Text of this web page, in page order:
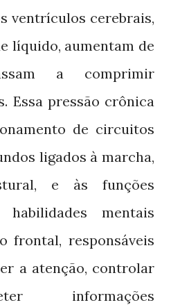
ventrículos cerebrais,
líquido, aumentam de
a comprimir
Essa pressão crônica
de circuitos
ligados à marcha,
e às funções
mentais
frontal, responsáveis
a atenção, controlar
informações